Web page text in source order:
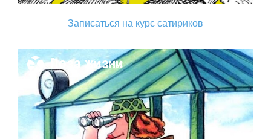
Записаться на курс сатириков
Поза жизни